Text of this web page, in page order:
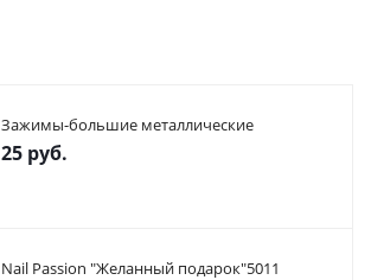
Зажимы-большие металлические
25 руб.
Nail Passion "Желанный подарок"5011